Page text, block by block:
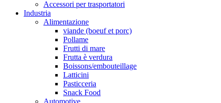
Accessori per trasportatori
Industria
Alimentazione
viande (boeuf et porc)
Pollame
Frutti di mare
Frutta è verdura
Boissons/embouteillage
Latticini
Pasticceria
Snack Food
Automotive